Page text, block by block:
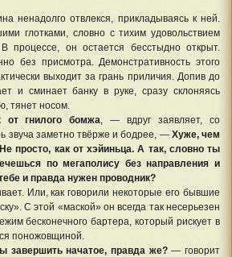
ненадолго отвлекся, прикладываясь к ней.
глотками, словно с тихим удовольствием
процессе, он остается бесстыдно открыт.
без присмотра. Демонстративность этого
выходит за грань приличия. Допив до
и сминает банку в руке, сразу склоняясь
тянет носом.
от гнилого бомжа , — вдруг заявляет, со
звуча заметно твёрже и бодрее, — Хуже, чем
просто, как от хэйиньца. А так, словно ты
по мегаполису без направления и
и правда нужен проводник?
Или, как говорили некоторые его бывшие
С этой «маской» он всегда так несерьезен
бесконечного бартера, который рискует в
поножовщиной.
завершить начатое, правда же?— говорит